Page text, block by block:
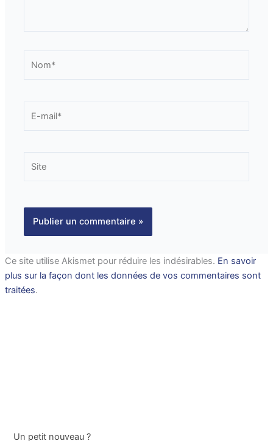
mail*
Ce site utilise Akismet pour réduire les indésirables. En savoir
plus sur la façon dont les données de vos commentaires sont
traitées.
Un petit nouveau ?